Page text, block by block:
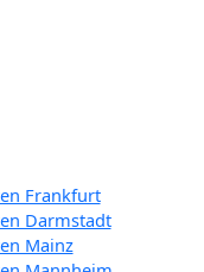
Frankfurt
Darmstadt
Mainz